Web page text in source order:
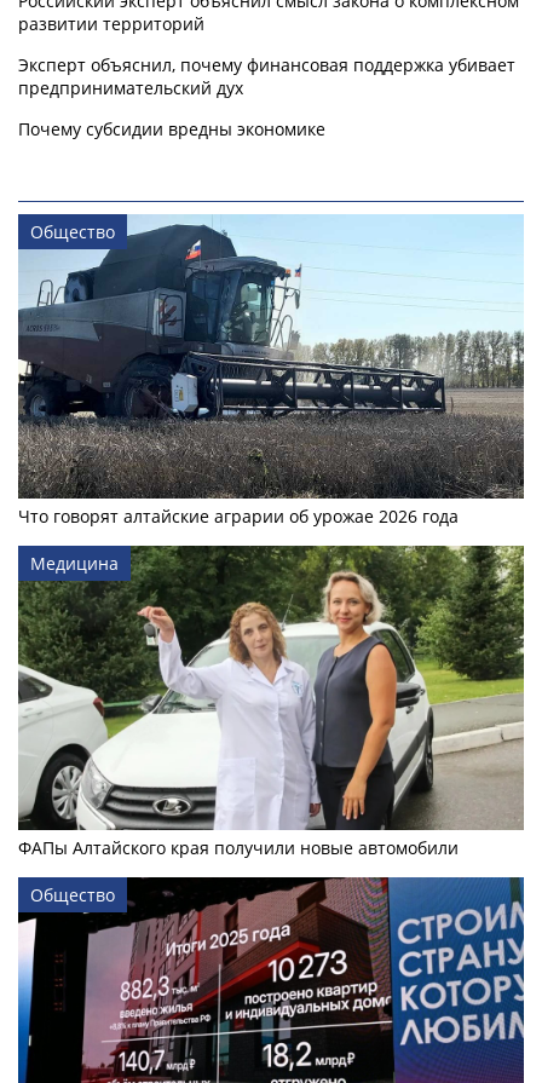
развитии территорий
Эксперт объяснил, почему финансовая поддержка убивает
предпринимательский дух
Почему субсидии вредны экономике
Общество
Что говорят алтайские аграрии об урожае 2026 года
Медицина
ФАПы Алтайского края получили новые автомобили
Общество